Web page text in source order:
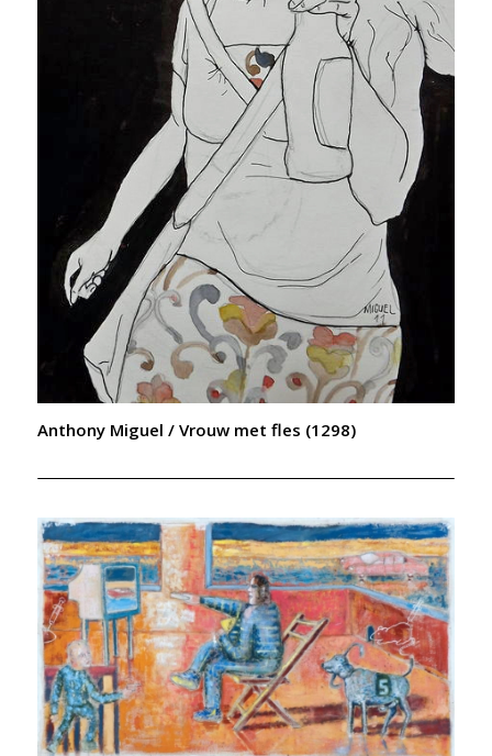
Anthony Miguel / Vrouw met fles (1298)